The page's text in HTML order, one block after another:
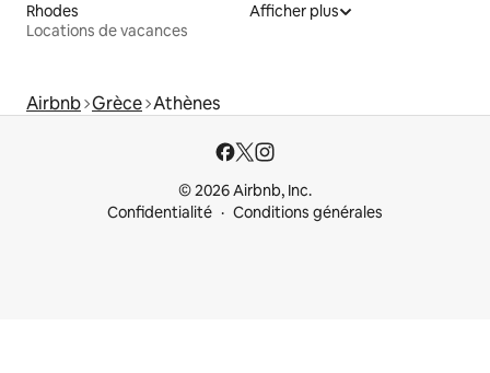
Rhodes
Locations de vacances
Afficher plus
Airbnb Grèce Athènes
© 2026 Airbnb, Inc.
Confidentialité
Conditions générales